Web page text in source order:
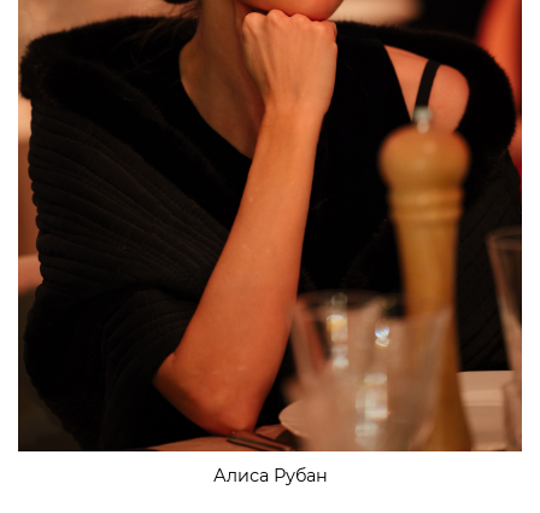
Алиса Рубан